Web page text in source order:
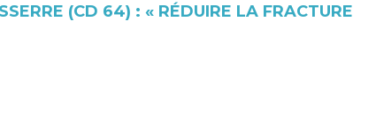
(CD 64) : « RÉDUIRE LA FRACTURE